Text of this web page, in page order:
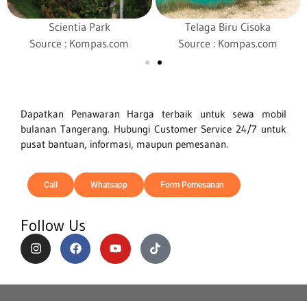
Scientia Park
Source : Kompas.com
Telaga Biru Cisoka
Source : Kompas.com
Dapatkan Penawaran Harga terbaik untuk sewa mobil
bulanan Tangerang. Hubungi Customer Service 24/7 untuk
pusat bantuan, informasi, maupun pemesanan.
Call Whatsapp Form Pemesanan
Follow Us